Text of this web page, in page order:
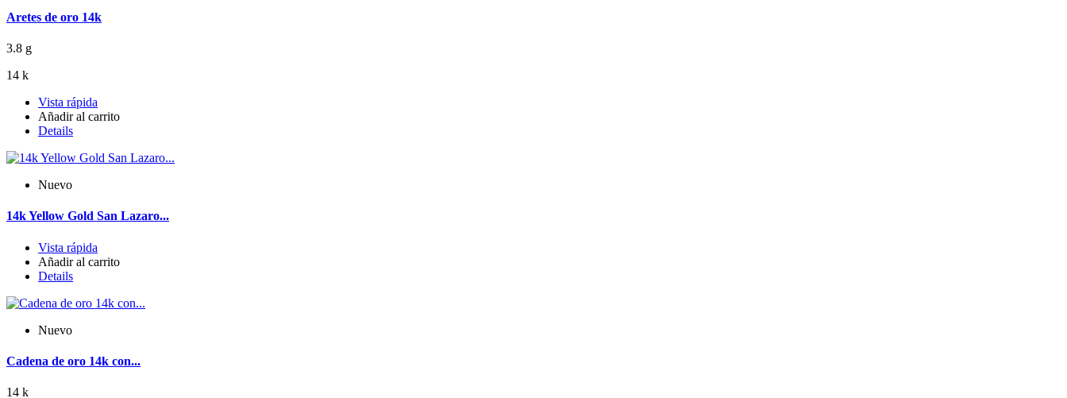
Aretes de oro 14k
3.8 g
14 k
Vista rápida
Añadir al carrito
Details
Nuevo
14k Yellow Gold San Lazaro...
Vista rápida
Añadir al carrito
Details
Nuevo
Cadena de oro 14k con...
14 k